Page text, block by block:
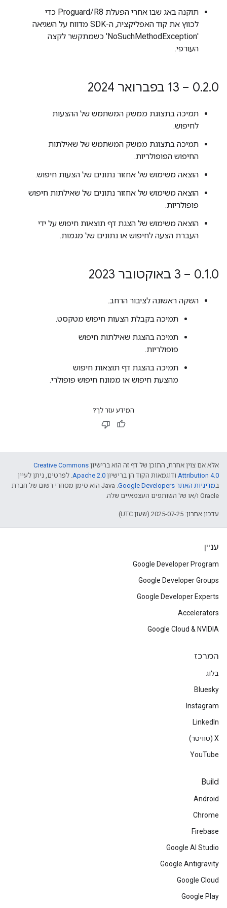
תוקנה באג שבו אחרי הפעלת Proguard/R8 כדי
לכווץ את קוד האפליקציה, ה-SDK מדווח על השגיאה
'NoSuchMethodException' כשמתקשר לקצה
העורפי.
0.2.0 – 13 בפברואר 2024
תמיכה בתצוגת ממשק המשתמש של ההצעות
לחיפוש.
תמיכה בתצוגת ממשק המשתמש של שאילתות
החיפוש הפופולריות.
הוצאה משימוש של אחזור נתונים של הצעות חיפוש.
הוצאה משימוש של אחזור נתונים של שאילתות חיפוש
פופולריות.
הוצאה משימוש של הצגת דף תוצאות חיפוש על ידי
העברת הצעה לחיפוש או נתונים של מגמות.
0.1.0 – 3 באוקטובר 2023
השקה ראשונה לציבור הרחב.
תמיכה בקבלת הצעות חיפוש מטקסט.
תמיכה בהצגת שאילתות חיפוש
פופולריות.
תמיכה בהצגת דף תוצאות חיפוש
מהצעת חיפוש או ממונח חיפוש פופולרי.
המידע עזר לך?
אלא אם צוין אחרת, התוכן של דף זה הוא ברישיון Creative Commons
Attribution 4.0 ודוגמאות הקוד הן ברישיון Apache 2.0. לפרטים, ניתן לעיין
במדיניות האתר Google Developers‏
.‏ Java הוא סימן מסחרי רשום של חברת
Oracle ו/או של השותפים העצמאיים שלה.
עדכון אחרון: 2025-07-25 (שעון UTC).
עניין
Google Developer Program
Google Developer Groups
Google Developer Experts
Accelerators
Google Cloud & NVIDIA
המרכז
בלוג
Bluesky
Instagram
LinkedIn
‫X (טוויטר)
YouTube
Build
Android
Chrome
Firebase
Google AI Studio
Google Antigravity
Google Cloud
Google Play